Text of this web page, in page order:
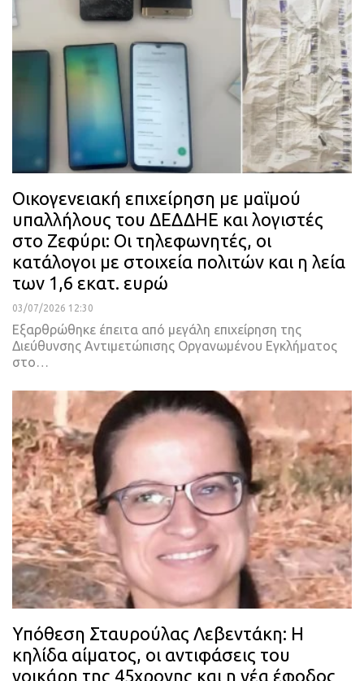
Οικογενειακή επιχείρηση με μαϊμού
υπαλλήλους του ΔΕΔΔΗΕ και λογιστές
στο Ζεφύρι: Οι τηλεφωνητές, οι
κατάλογοι με στοιχεία πολιτών και η λεία
των 1,6 εκατ. ευρώ
03/07/2026 12:30
Εξαρθρώθηκε έπειτα από μεγάλη επιχείρηση της
Διεύθυνσης Αντιμετώπισης Οργανωμένου Εγκλήματος
στο…
Υπόθεση Σταυρούλας Λεβεντάκη: Η
κηλίδα αίματος, οι αντιφάσεις του
νοικάρη της 45χρονης και η νέα έφοδος